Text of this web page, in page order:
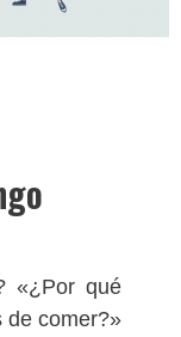
«¿Por qué
de comer?»